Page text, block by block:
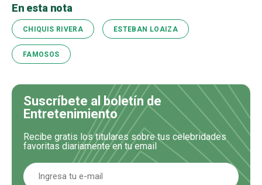
En esta nota
CHIQUIS RIVERA ESTEBAN LOAIZA
FAMOSOS
Suscríbete al boletín de
Entretenimiento
Recibe gratis los titulares sobre tus celebridades
favoritas diariamente en tu email